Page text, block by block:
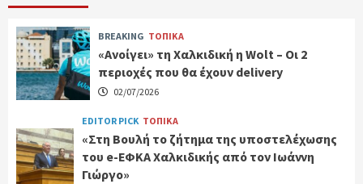
BREAKING ΤΟΠΙΚΑ
«Ανοίγει» τη Χαλκιδική η Wolt – Οι 2
περιοχές που θα έχουν delivery
02/07/2026
EDITOR PICK ΤΟΠΙΚΑ
«Στη Βουλή το ζήτημα της υποστελέχωσης
του e-ΕΦΚΑ Χαλκιδικής από τον Ιωάννη
Γιώργο»